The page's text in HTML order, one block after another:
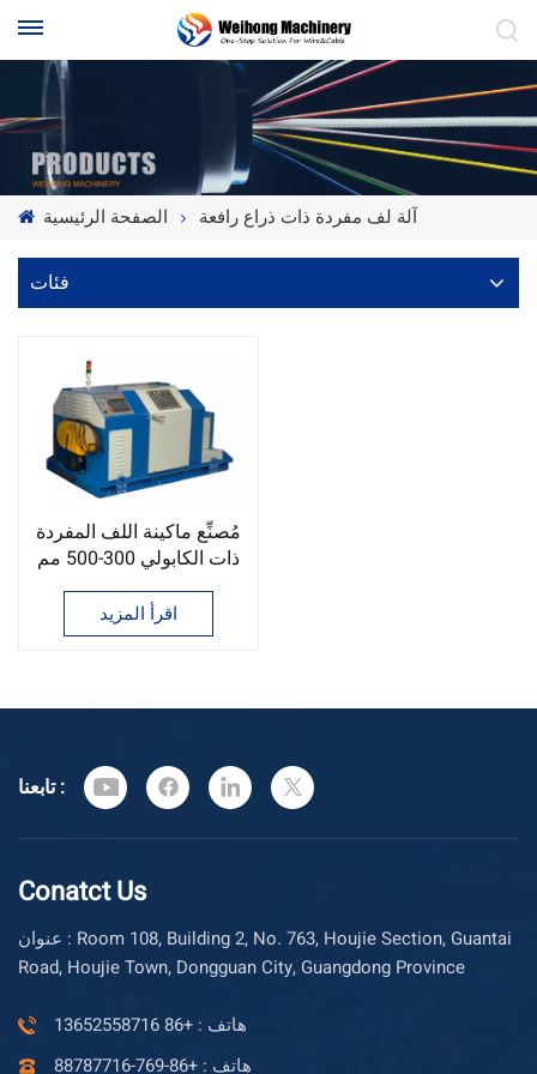
الصفحة الرئيسية آلة لف مفردة ذات ذراع رافعة
فئات
مُصنِّع ماكينة اللف المفردة
ذات الكابولي 300-500 مم
اقرأ المزيد
تابعنا :
Conatct Us
عنوان : Room 108, Building 2, No. 763, Houjie Section, Guantai
Road, Houjie Town, Dongguan City, Guangdong Province
هاتف : +86 13652558716
هاتف : +86-769-88787716